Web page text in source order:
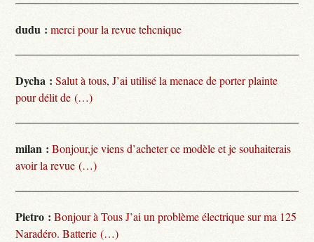
dudu : merci pour la revue tehcnique
Dycha : Salut à tous, J’ai utilisé la menace de porter plainte
pour délit de (…)
milan : Bonjour,je viens d’acheter ce modèle et je souhaiterais
avoir la revue (…)
Pietro : Bonjour à Tous J’ai un problème électrique sur ma 125
Naradéro. Batterie (…)